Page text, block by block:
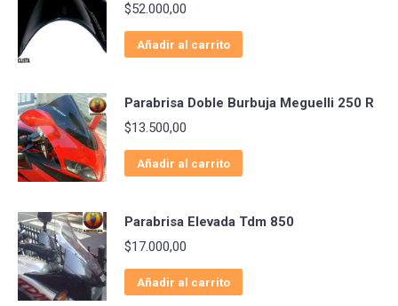
$52.000,00
Añadir al carrito
Parabrisa Doble Burbuja Meguelli 250 R
$13.500,00
Añadir al carrito
Parabrisa Elevada Tdm 850
$17.000,00
Añadir al carrito